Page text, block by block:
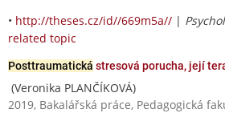
• http://theses.cz/id//669m5a// |
related topic
Posttraumatická stresová porucha, její
(Veronika PLANČÍKOVÁ)
2019, Bakalářská práce, Pedagogická